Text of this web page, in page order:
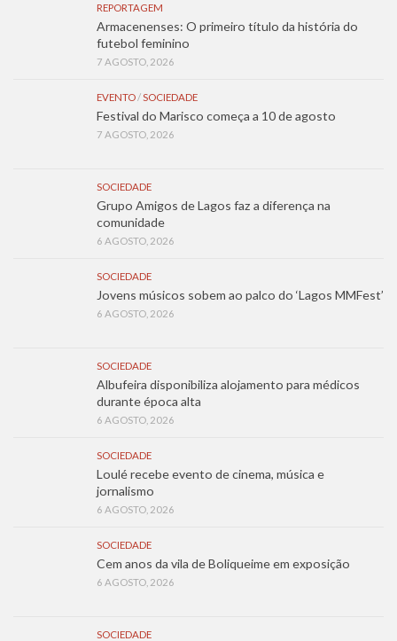
REPORTAGEM
Armacenenses: O primeiro título da história do
futebol feminino
7 AGOSTO, 2026
EVENTO/SOCIEDADE
Festival do Marisco começa a 10 de agosto
7 AGOSTO, 2026
SOCIEDADE
Grupo Amigos de Lagos faz a diferença na
comunidade
6 AGOSTO, 2026
SOCIEDADE
Jovens músicos sobem ao palco do ‘Lagos MMFest’
6 AGOSTO, 2026
SOCIEDADE
Albufeira disponibiliza alojamento para médicos
durante época alta
6 AGOSTO, 2026
SOCIEDADE
Loulé recebe evento de cinema, música e
jornalismo
6 AGOSTO, 2026
SOCIEDADE
Cem anos da vila de Boliqueime em exposição
6 AGOSTO, 2026
SOCIEDADE